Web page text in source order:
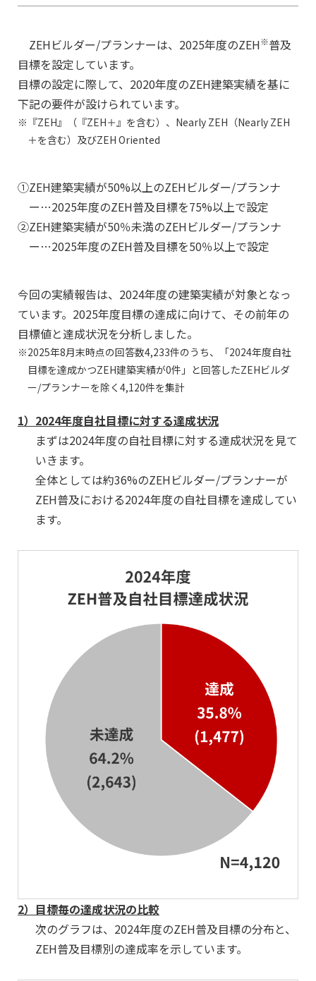
ZEHビルダー/プランナーは、2025年度のZEH※普及
目標を設定しています。
目標の設定に際して、2020年度のZEH建築実績を基に
下記の要件が設けられています。
『ZEH』（『ZEH＋』を含む）、Nearly ZEH（Nearly ZEH
＋を含む）及びZEH Oriented
①ZEH建築実績が50%以上のZEHビルダー/プランナ
ー…2025年度のZEH普及目標を75%以上で設定
②ZEH建築実績が50％未満のZEHビルダー/プランナ
ー…2025年度のZEH普及目標を50％以上で設定
今回の実績報告は、2024年度の建築実績が対象となっ
ています。2025年度目標の達成に向けて、その前年の
目標値と達成状況を分析しました。
2025年8月末時点の回答数4,233件のうち、「2024年度自社
目標を達成かつZEH建築実績が0件」と回答したZEHビルダ
ー/プランナーを除く4,120件を集計
1） 2024年度自社目標に対する達成状況
まずは2024年度の自社目標に対する達成状況を見て
いきます。
全体としては約36%のZEHビルダー/プランナーが
ZEH普及における2024年度の自社目標を達成してい
ます。
2） 目標毎の達成状況の比較
次のグラフは、2024年度のZEH普及目標の分布と、
ZEH普及目標別の達成率を示しています。